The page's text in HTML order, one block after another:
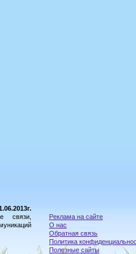
связи,
Реклама на сайте
О нас
Обратная связь
Политика
Полезные сайты